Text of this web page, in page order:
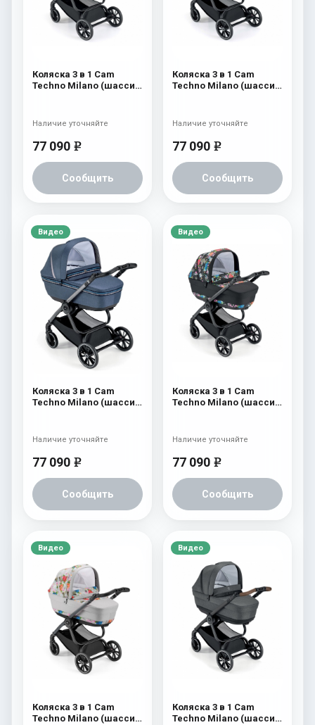
Коляска 3 в 1 Cam
Techno Milano (шасси
77 090 e
Сообщить
Наличие уточняйте
Коляска 3 в 1 Cam
Techno Milano (шасси
77 090 e
Сообщить
Наличие уточняйте
Видео
Коляска 3 в 1 Cam
Techno Milano (шасси
77 090 e
Сообщить
Наличие уточняйте
Видео
Коляска 3 в 1 Cam
Techno Milano (шасси
77 090 e
Сообщить
Наличие уточняйте
Видео
Коляска 3 в 1 Cam
Techno Milano (шасси
Видео
Коляска 3 в 1 Cam
Techno Milano (шасси